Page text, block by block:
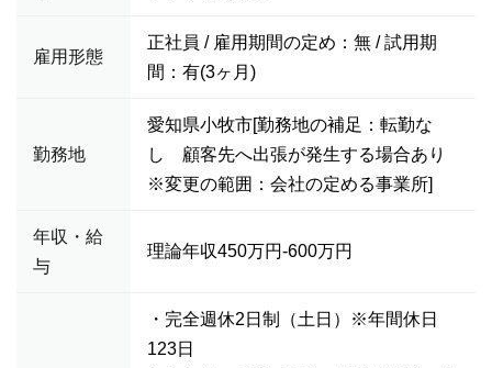
雇用形態
正社員 / 雇用期間の定め：無 / 試用期
間：有(3ヶ月)
勤務地
愛知県小牧市[勤務地の補足：転勤な
し 顧客先へ出張が発生する場合あり
※変更の範囲：会社の定める事業所]
年収・給
与
理論年収450万円-600万円
・完全週休2日制（土日）※年間休日
123日